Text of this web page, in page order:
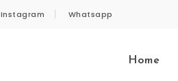
Instagram Whatsapp
Home